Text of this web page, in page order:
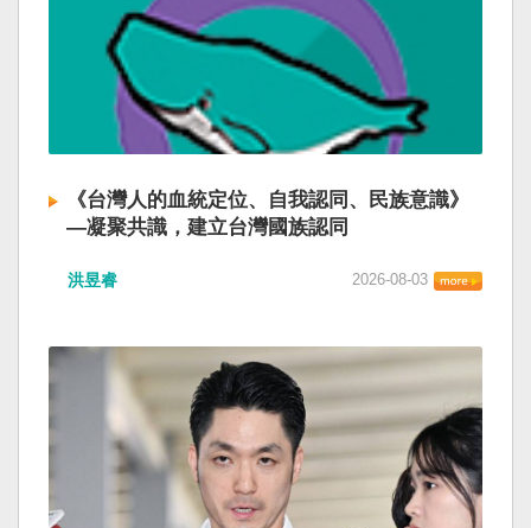
《台灣人的血統定位、自我認同、民族意識》
—凝聚共識，建立台灣國族認同
洪昱睿 2026-08-03